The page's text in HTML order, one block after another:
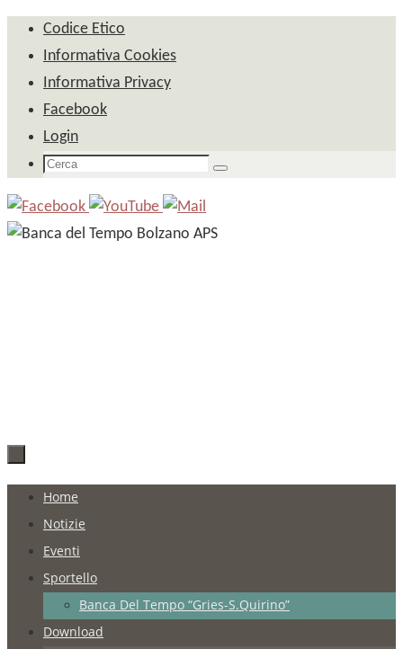
Salta
contenuto
Codice Etico
Informativa Cookies
Informativa Privacy
Facebook
Login
Cerca
Cerca
Salta
contenuto
Home
Notizie
Eventi
Sportello
Banca Del Tempo “Gries-S.Quirino”
Download